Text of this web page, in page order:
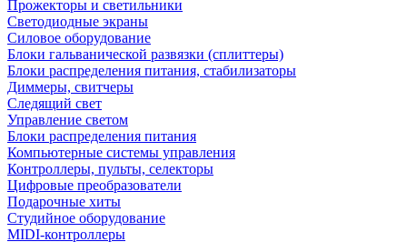
Прожекторы и светильники
Светодиодные экраны
Силовое оборудование
Блоки гальванической развязки (сплиттеры)
Блоки распределения питания, стабилизаторы
Диммеры, свитчеры
Следящий свет
Управление светом
Блоки распределения питания
Компьютерные системы управления
Контроллеры, пульты, селекторы
Цифровые преобразователи
Подарочные хиты
Студийное оборудование
MIDI-контроллеры